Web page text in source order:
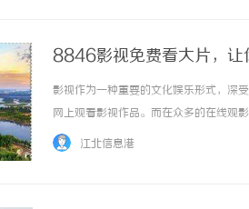
8846影视免费看大片，让
影视作为一种重要的文化娱乐形式，深
网上观看影视作品。而在众多的在线
片是一家专注于提供高清影视资源的网
江北信息港